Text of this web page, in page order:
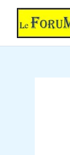
contenu